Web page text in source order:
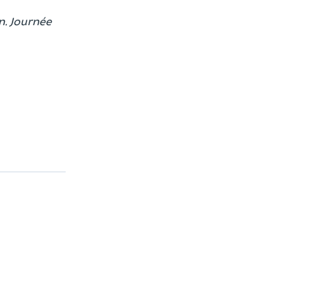
Journée